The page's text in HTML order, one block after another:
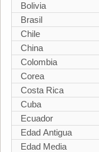
Bolivia
Brasil
Chile
China
Colombia
Corea
Costa Rica
Cuba
Ecuador
Edad Antigua
Edad Media